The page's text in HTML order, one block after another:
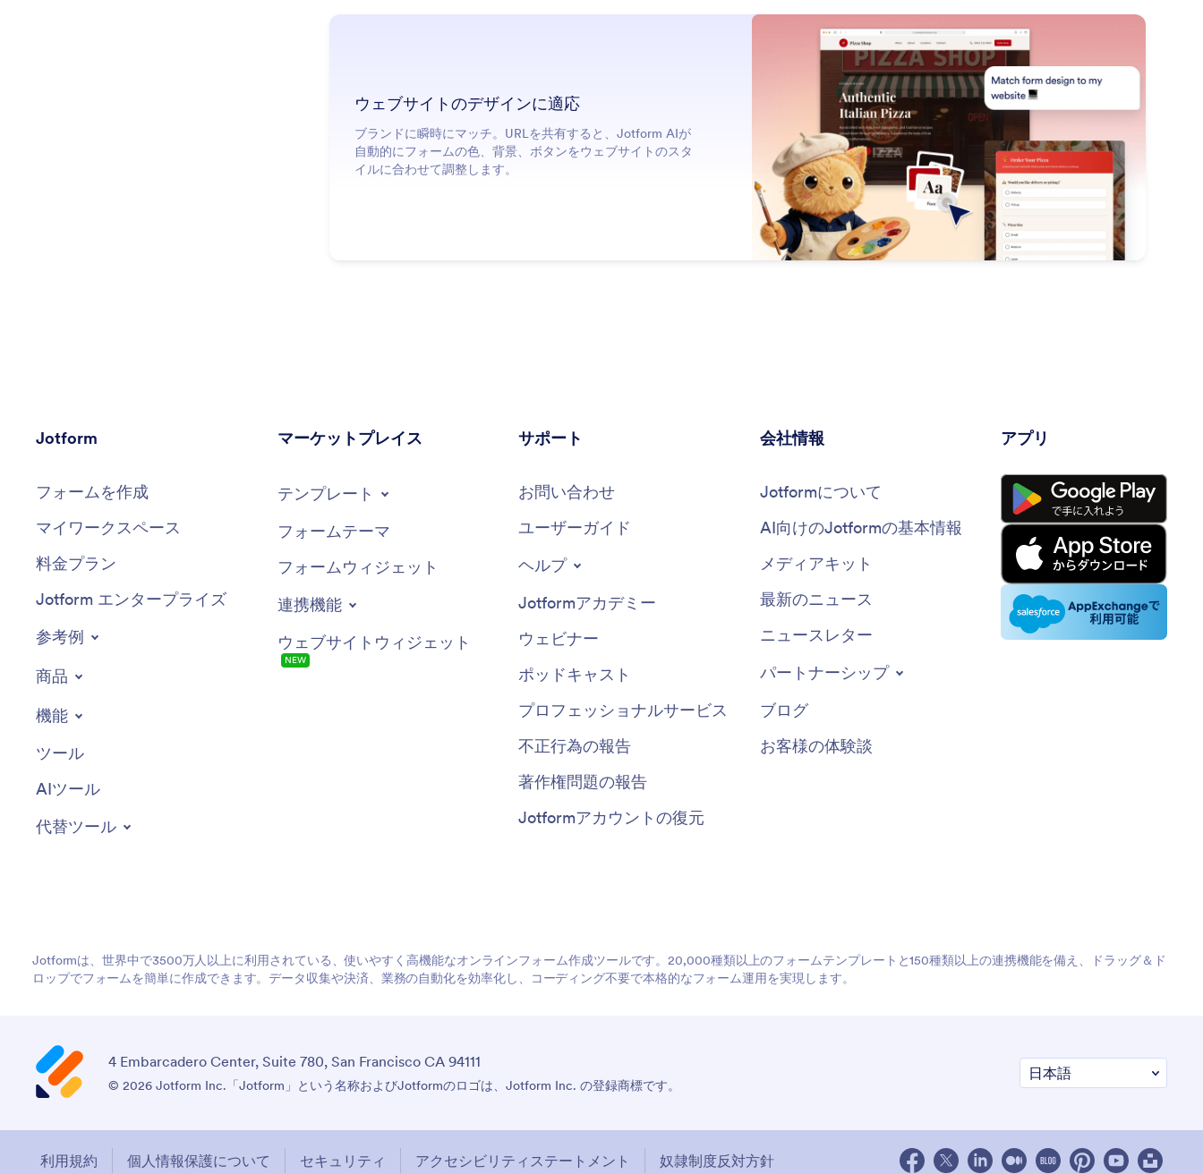
詳細はこちら: Adapt Your Website Design
ウェブサイトのデザインに適応
ブランドに瞬時にマッチ。URLを共有すると、Jotform AIが
自動的にフォームの色、背景、ボタンをウェブサイトのスタ
イルに合わせて調整します。
Jotform
フォームを作成
マイワークスペース
料金プラン
Jotform エンタープライズ
参考例
商品
機能
ツール
AIツール
代替ツール
マーケットプレイス
テンプレート
フォームテーマ
フォームウィジェット
連携機能
ウェブサイトウィジェット
NEW
サポート
お問い合わせ
ユーザーガイド
ヘルプ
Jotformアカデミー
ウェビナー
ポッドキャスト
プロフェッショナルサービス
不正行為の報告
著作権問題の報告
Jotformアカウントの復元
会社情報
Jotformについて
AI向けのJotformの基本情報
メディアキット
最新のニュース
ニュースレター
パートナーシップ
ブログ
お客様の体験談
アプリ
Jotformは、世界中で3500万人以上に利用されている、使いやすく高機能なオンラインフォーム作成ツールです。20,000種類以上のフォームテンプレートと150種類以上の連携機能を備え、ドラッグ＆ド
ロップでフォームを簡単に作成できます。データ収集や決済、業務の自動化を効率化し、コーディング不要で本格的なフォーム運用を実現します。
4 Embarcadero Center, Suite 780, San Francisco CA 94111
© 2026 Jotform Inc.「Jotform」という名称およびJotformのロゴは、Jotform Inc. の登録商標です。
利用規約 個人情報保護について セキュリティ アクセシビリティステートメント 奴隷制度反対方針